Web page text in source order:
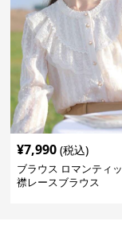
¥7,990 (税込)
ブラウス ロマンティ
襟レースブラウス